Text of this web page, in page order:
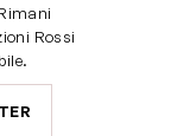
Rossi